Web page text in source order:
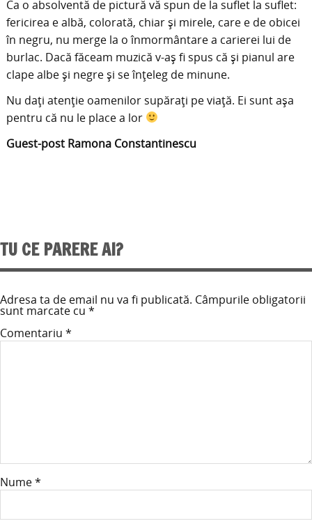
Ca o absolventă de pictură vă spun de la suflet la suflet:
fericirea e albă, colorată, chiar și mirele, care e de obicei
în negru, nu merge la o înmormântare a carierei lui de
burlac. Dacă făceam muzică v-aș fi spus că și pianul are
clape albe și negre și se înțeleg de minune.
Nu dați atenție oamenilor supărați pe viață. Ei sunt așa
pentru că nu le place a lor
Guest-post Ramona Constantinescu
TU CE PARERE AI?
Adresa ta de email nu va fi publicată. Câmpurile obligatorii
sunt marcate cu *
Comentariu *
Nume*